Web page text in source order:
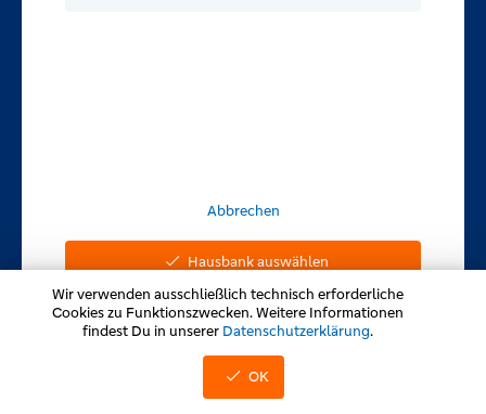
Abbrechen
Hausbank auswählen
Wir verwenden ausschließlich technisch erforderliche
Cookies zu Funktionszwecken. Weitere Informationen
findest Du in unserer Datenschutzerklärung.
OK